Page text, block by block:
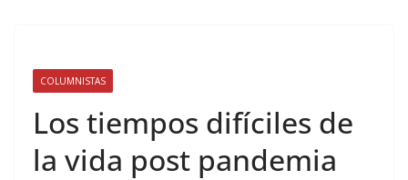
COLUMNISTAS
Los tiempos difíciles de
la vida post pandemia